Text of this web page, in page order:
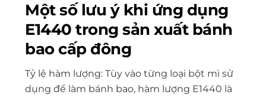
Một số lưu ý khi ứng dụng
E1440 trong sản xuất bánh
bao cấp đông
Tỷ lệ hàm lượng: Tùy vào từng loại bột mì sử
dụng để làm bánh bao, hàm lượng E1440 là